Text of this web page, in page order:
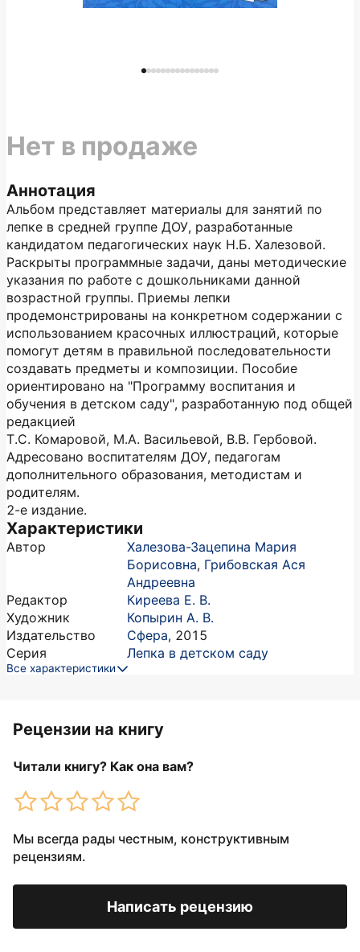
Аннотация
Альбом представляет материалы для занятий по
лепке в средней группе ДОУ, разработанные
кандидатом педагогических наук Н.Б. Халезовой.
Раскрыты программные задачи, даны методические
указания по работе с дошкольниками данной
возрастной группы. Приемы лепки
продемонстрированы на конкретном содержании с
использованием красочных иллюстраций, которые
помогут детям в правильной последовательности
создавать предметы и композиции. Пособие
ориентировано на "Программу воспитания и
обучения в детском саду", разработанную под общей
редакцией
Т.С. Комаровой, М.А. Васильевой, В.В. Гербовой.
Адресовано воспитателям ДОУ, педагогам
дополнительного образования, методистам и
родителям.
2-е издание.
Характеристики
Автор
Халезова-Зацепина Мария
Борисовна, Грибовская Ася
Андреевна
Редактор
Киреева Е. В.
Художник
Копырин А. В.
Издательство
Сфера, 2015
Серия
Лепка в детском саду
Все характеристики
Нет в продаже
Рецензии на книгу
Читали книгу? Как она вам?
Мы всегда рады честным, конструктивным
рецензиям.
Написать рецензию